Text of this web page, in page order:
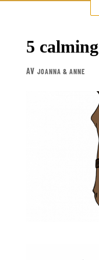
5 calming
AV JOANNA & ANNE